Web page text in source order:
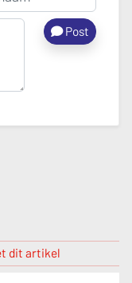
Post
dit artikel